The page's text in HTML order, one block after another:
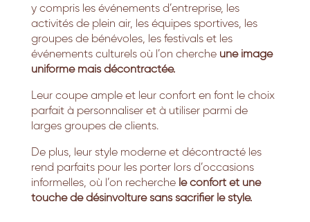
y compris les événements d’entreprise, les
activités de plein air, les équipes sportives, les
groupes de bénévoles, les festivals et les
événements culturels où l’on cherche une image
uniforme mais décontractée.
Leur coupe ample et leur confort en font le choix
parfait à personnaliser et à utiliser parmi de
larges groupes de clients.
De plus, leur style moderne et décontracté les
rend parfaits pour les porter lors d’occasions
informelles, où l’on recherche le confort et une
touche de désinvolture sans sacrifier le style.